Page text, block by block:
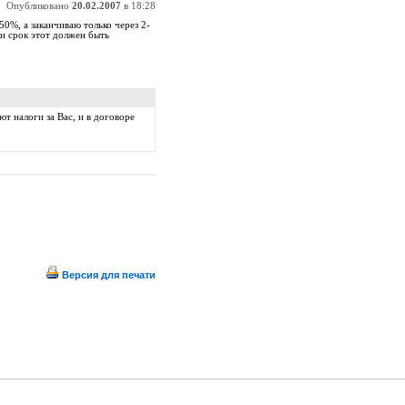
Опубликовано 20.02.2007 в 18:28
а заканчиваю только через 2-
срок этот должен быть
налоги за Вас, и в договоре
Версия для печати